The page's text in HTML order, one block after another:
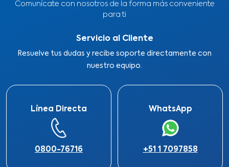
Comunícate con nosotros de la forma más conveniente
para ti
Servicio al Cliente
Resuelve tus dudas y recibe soporte directamente con
nuestro equipo.
Línea Directa
0800-76716
WhatsApp
+51 1 7097858